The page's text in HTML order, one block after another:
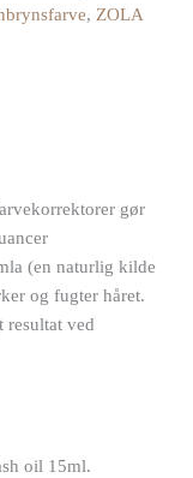
, ZOLA
gør
(en naturlig kilde
og fugter håret.
resultat ved
oil 15ml.